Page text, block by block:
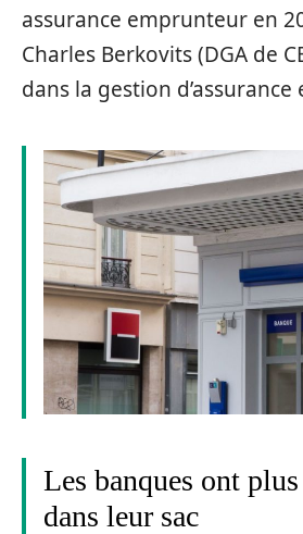
assurance emprunteur en
Charles Berkovits (DGA de
dans la gestion
Les banques ont
dans leur sac